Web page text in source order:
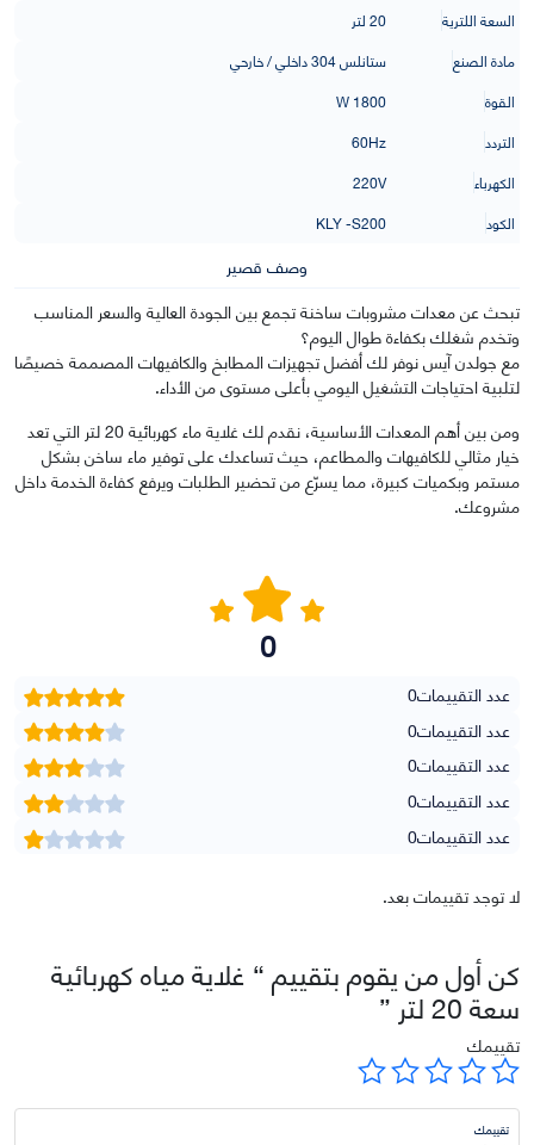
السعة اللترية
20 لتر
مادة الصنع
ستانلس 304 داخلي / خارحي
القوة
1800 W
التردد
60Hz
الكهرباء
220V
الكود
KLY -S200
وصف قصير
تبحث عن معدات مشروبات ساخنة تجمع بين الجودة العالية والسعر المناسب
وتخدم شغلك بكفاءة طوال اليوم؟
مع جولدن آيس نوفر لك أفضل تجهيزات المطابخ والكافيهات المصممة خصيصًا
لتلبية احتياجات التشغيل اليومي بأعلى مستوى من الأداء.
ومن بين أهم المعدات الأساسية، نقدم لك غلاية ماء كهربائية 20 لتر التي تعد
خيار مثالي للكافيهات والمطاعم، حيث تساعدك على توفير ماء ساخن بشكل
مستمر وبكميات كبيرة، مما يسرّع من تحضير الطلبات ويرفع كفاءة الخدمة داخل
مشروعك.
0
عدد التقييمات0
عدد التقييمات0
عدد التقييمات0
عدد التقييمات0
عدد التقييمات0
لا توجد تقييمات بعد.
كن أول من يقوم بتقييم “ غلاية مياه كهربائية
سعة 20 لتر ”
تقييمك
تقييمك